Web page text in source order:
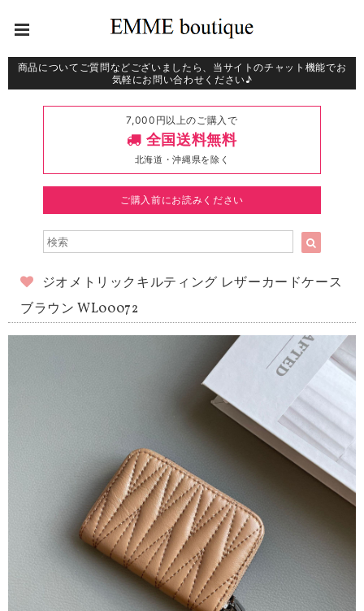
商品についてご質問などございましたら、当サイトのチャット機能でお
気軽にお問い合わせください♪
7,000円以上のご購入で
全国送料無料
北海道・沖縄県を除く
ご購入前にお読みください
ジオメトリックキルティング レザーカードケース
ブラウン WL00072